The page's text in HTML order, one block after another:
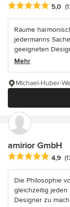
Durchschnittliche
5,0
Räume
jedermanns
geeigneten
Mehr
MIchael-Huber-
amirior GmbH
Durchschnittliche
4,9
Die Philosophie
gleichzeitig jeden
Designer zu